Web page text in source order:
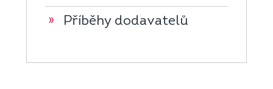
» Příběhy dodavatelů